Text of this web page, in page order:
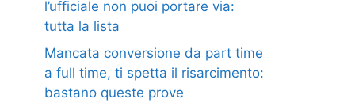
l’ufficiale non puoi portare via:
tutta la lista
Mancata conversione da part time
a full time, ti spetta il risarcimento:
bastano queste prove